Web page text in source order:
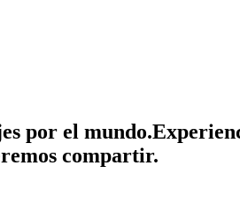
por el mundo.
compartir.